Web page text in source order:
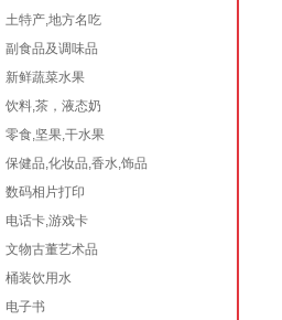
土特产,地方名吃
副食品及调味品
新鲜蔬菜水果
饮料,茶，液态奶
零食,坚果,干水果
保健品,化妆品,香水,饰品
数码相片打印
电话卡,游戏卡
文物古董艺术品
桶装饮用水
电子书